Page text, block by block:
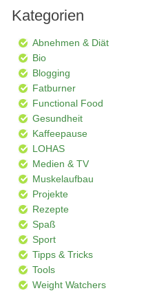
Kategorien
Abnehmen & Diät
Bio
Blogging
Fatburner
Functional Food
Gesundheit
Kaffeepause
LOHAS
Medien & TV
Muskelaufbau
Projekte
Rezepte
Spaß
Sport
Tipps & Tricks
Tools
Weight Watchers